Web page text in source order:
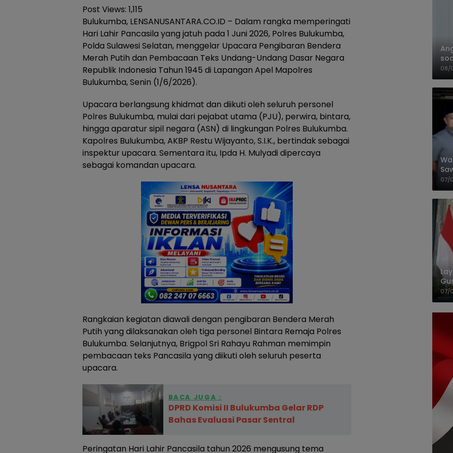
Post Views: 1,115
Bulukumba, LENSANUSANTARA.CO.ID – Dalam rangka memperingati
Hari Lahir Pancasila yang jatuh pada 1 Juni 2026, Polres Bulukumba,
Polda Sulawesi Selatan, menggelar Upacara Pengibaran Bendera
Merah Putih dan Pembacaan Teks Undang-Undang Dasar Negara
Republik Indonesia Tahun 1945 di Lapangan Apel Mapolres
Bulukumba, Senin (1/6/2026).
Upacara berlangsung khidmat dan diikuti oleh seluruh personel
Polres Bulukumba, mulai dari pejabat utama (PJU), perwira, bintara,
hingga aparatur sipil negara (ASN) di lingkungan Polres Bulukumba.
Kapolres Bulukumba, AKBP Restu Wijayanto, S.I.K., bertindak sebagai
inspektur upacara. Sementara itu, Ipda H. Mulyadi dipercaya
sebagai komandan upacara.
Rangkaian kegiatan diawali dengan pengibaran Bendera Merah
Putih yang dilaksanakan oleh tiga personel Bintara Remaja Polres
Bulukumba. Selanjutnya, Brigpol Sri Rahayu Rahman memimpin
pembacaan teks Pancasila yang diikuti oleh seluruh peserta
upacara.
BACA JUGA :
DPRD Komisi II Bulukumba Gelar RDP
Bahas Evaluasi Pasar Sentral
Peringatan Hari Lahir Pancasila tahun 2026 mengusung tema
08/
07/
07/